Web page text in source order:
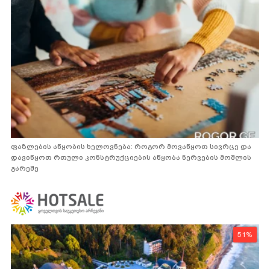
ფაზლების აწყობის ხელოვნება: როგორ მოვაწყოთ სივრცე და
დავიწყოთ რთული კონსტრუქციების აწყობა ნერვების მოშლის
გარეშე
51%